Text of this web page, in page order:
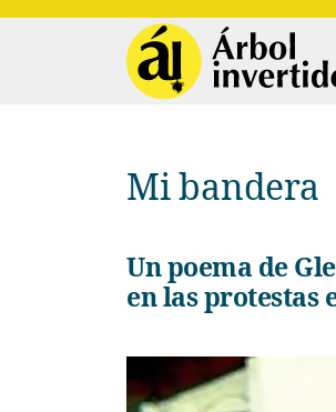
Mi bandera
Un poema de Gleyvis Coro dedicado a la bandera cubana ondeada
en las protestas